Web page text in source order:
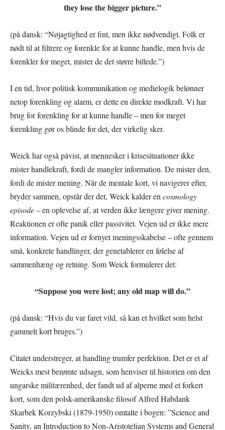
they lose the bigger picture.”
(på dansk: “Nøjagtighed er fint, men ikke nødvendigt. Folk er
nødt til at filtrere og forenkle for at kunne handle, men hvis de
forenkler for meget, mister de det større billede.”)
I en tid, hvor politisk kommunikation og medielogik belønner
netop forenkling og alarm, er dette en direkte modkraft. Vi har
brug for forenkling for at kunne handle – men for meget
forenkling gør os blinde for det, der virkelig sker.
Weick har også påvist, at mennesker i krisesituationer ikke
mister handlekraft, fordi de mangler information. De mister den,
fordi de mister mening. Når de mentale kort, vi navigerer efter,
bryder sammen, opstår der det, Weick kalder en cosmology
episode– en oplevelse af, at verden ikke længere giver mening.
Reaktionen er ofte panik eller passivitet. Vejen ud er ikke mere
information. Vejen ud er fornyet meningsskabelse – ofte gennem
små, konkrete handlinger, der genetablerer en følelse af
sammenhæng og retning. Som Weick formulerer det:
“Suppose you were lost; any old map will do.”
(på dansk: “Hvis du var faret vild, så kan et hvilket som helst
gammelt kort bruges.”)
Citatet understreger, at handling trumfer perfektion. Det er et af
Weicks mest berømte udsagn, som henviser til historien om den
ungarske militærenhed, der fandt ud af alperne med et forkert
kort, som den polsk-amerikanske filosof Alfred Habdank
Skarbek Korzybski (1879-1950) omtalte i bogen: ”Science and
Sanity, an Introduction to Non-Aristotelian Systems and General